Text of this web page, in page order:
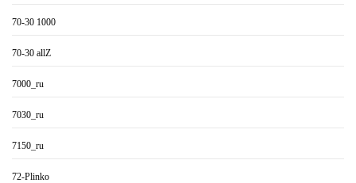
70-30 1000
70-30 allZ
7000_ru
7030_ru
7150_ru
72-Plinko